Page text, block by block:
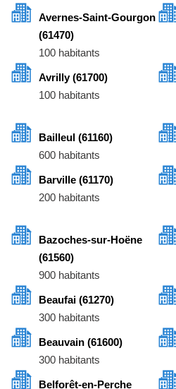
Avernes-Saint-Gourgon
(61470)
100 habitants
Avrilly (61700)
100 habitants
Bailleul (61160)
600 habitants
Barville (61170)
200 habitants
Bazoches-sur-Hoëne
(61560)
900 habitants
Beaufai (61270)
300 habitants
Beauvain (61600)
300 habitants
Belforêt-en-Perche